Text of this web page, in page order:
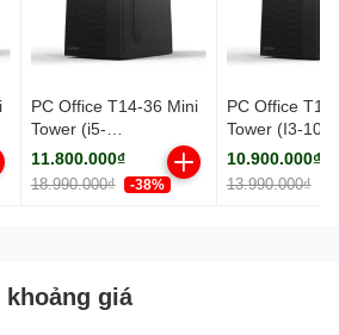
PC Office T14-36 Mini
Tower (i5-
12400/H610/8GB
RAM/480GB SSD/Wifi)
11.800.000₫
18.990.000₫ -38%
PC Office
Tower (I3-
Ghz/H510/
RAM/480GB
Wifi)
10.900.000₫
13.990.000₫
giá